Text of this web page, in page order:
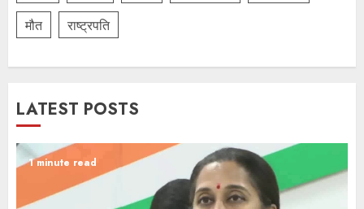
मौत
राष्ट्रपति
LATEST POSTS
1 minute read